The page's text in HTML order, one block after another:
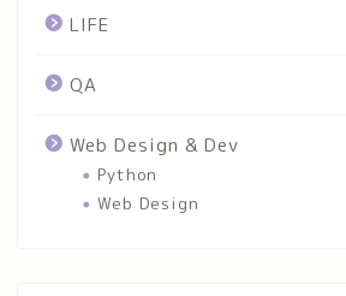
LIFE
QA
Web Design & Dev
Python
Web Design